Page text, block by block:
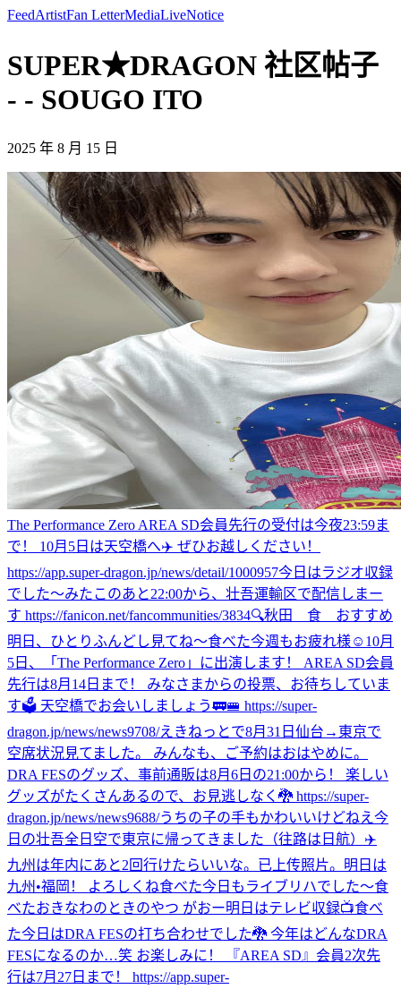
FeedArtistFan LetterMediaLiveNotice
SUPER★DRAGON 社区帖子
- - SOUGO ITO
2025 年 8 月 15 日
The Performance Zero AREA SD会員先行の受付は今夜23:59ま
で！ 10月5日は天空橋へ✈️ ぜひお越しください！
https://app.super-dragon.jp/news/detail/1000957今日はラジオ収録
でした〜みたこのあと22:00から、壮吾運輸区で配信しまー
す https://fanicon.net/fancommunities/3834🔍秋田 食 おすすめ
明日、ひとりふんどし見てね〜食べた今週もお疲れ様☺️ 10月
5日、「The Performance Zero」に出演します！ AREA SD会員
先行は8月14日まで！ みなさまからの投票、お待ちしていま
す🗳️ 天空橋でお会いしましょう🚃🚝 https://super-
dragon.jp/news/news9708/えきねっとで8月31日仙台→東京で
空席状況見てました。 みんなも、ご予約はおはやめに。
DRA FESのグッズ、事前通販は8月6日の21:00から！ 楽しい
グッズがたくさんあるので、お見逃しなく🐉 https://super-
dragon.jp/news/news9688/うちの子の手もかわいいけどねえ 今
日の壮吾全日空で東京に帰ってきました（往路は日航）✈️
九州は年内にあと2回行けたらいいな。 已上传照片。 明日は
九州•福岡！ よろしくね食べた今日もライブリハでした〜食
べたおきなわのときのやつ がおー明日はテレビ収録📺食べ
た今日はDRA FESの打ち合わせでした🐉 今年はどんなDRA
FESになるのか…笑 お楽しみに！ 『AREA SD』会員2次先
行は7月27日まで！ https://app.super-